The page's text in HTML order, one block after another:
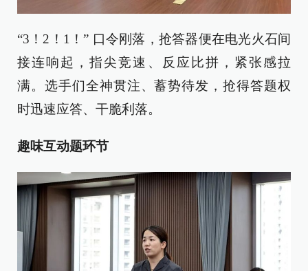
“3！2！1！” 口令刚落，抢答器便在电光火石间
接连响起，指尖竞速、反应比拼，紧张感拉
满。选手们全神贯注、蓄势待发，抢得答题权
时迅速应答、干脆利落。
趣味互动题环节